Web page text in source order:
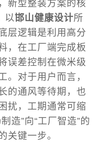
新型整装方案的核
以邯山健康设计所
层逻辑是利用高分
，在工厂端完成板
误差控制在微米级
。对于用户而言，
的通风等待期，也
扰，工期通常可缩
造”向“工厂智造”的
关键一步。